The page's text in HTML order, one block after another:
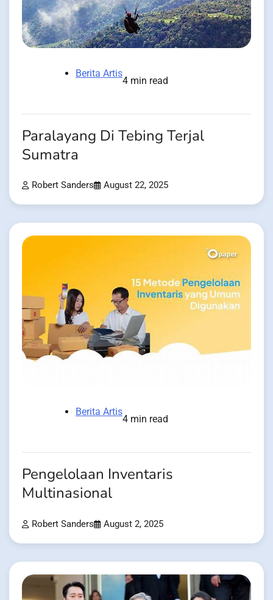
Berita Artis
4 min read
Paralayang Di Tebing Terjal
Sumatra
Robert Sanders August 22, 2025
Berita Artis
4 min read
Pengelolaan Inventaris
Multinasional
Robert Sanders August 2, 2025